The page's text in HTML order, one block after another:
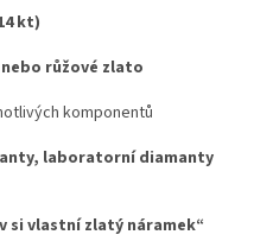
kt)
růžové zlato
komponentů
laboratorní diamanty
si vlastní zlatý náramek“